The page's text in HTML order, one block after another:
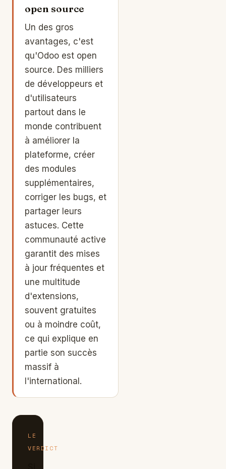
open source
Un des gros
avantages, c'est
qu'Odoo est open
source. Des milliers
de développeurs et
d'utilisateurs
partout dans le
monde contribuent
à améliorer la
plateforme, créer
des modules
supplémentaires,
corriger les bugs, et
partager leurs
astuces. Cette
communauté active
garantit des mises
à jour fréquentes et
une multitude
d'extensions,
souvent gratuites
ou à moindre coût,
ce qui explique en
partie son succès
massif à
l'international.
LE
VERDICT